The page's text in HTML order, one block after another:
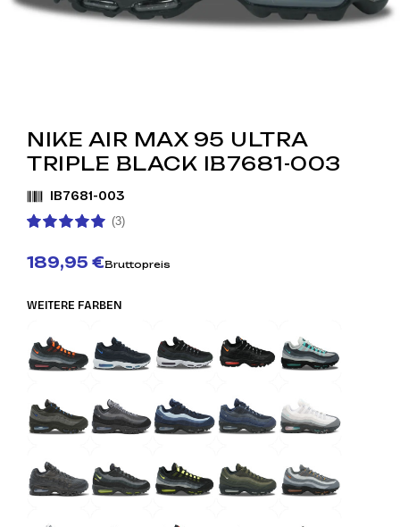
NIKE AIR MAX 95 ULTRA
TRIPLE BLACK IB7681-003
IB7681-003
(3)
189,95 €Bruttopreis
WEITERE FARBEN